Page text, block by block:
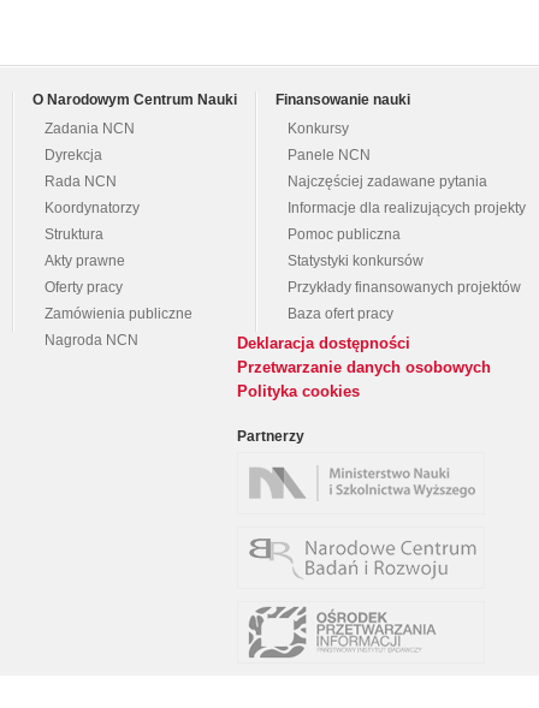
O Narodowym Centrum Nauki
Zadania NCN
Dyrekcja
Rada NCN
Koordynatorzy
Struktura
Akty prawne
Oferty pracy
Zamówienia publiczne
Nagroda NCN
Finansowanie nauki
Konkursy
Panele NCN
Najczęściej zadawane pytania
Informacje dla realizujących projekty
Pomoc publiczna
Statystyki konkursów
Przykłady finansowanych projektów
Baza ofert pracy
Deklaracja dostępności
Przetwarzanie danych osobowych
Polityka cookies
Partnerzy